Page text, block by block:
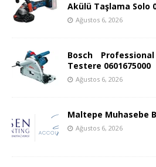
Akülü Taşlama Solo
Ağustos 6, 2026
Bosch
Testere 0601675000
Ağustos 6, 2026
Maltepe Muhasebe
Ağustos 6, 2026